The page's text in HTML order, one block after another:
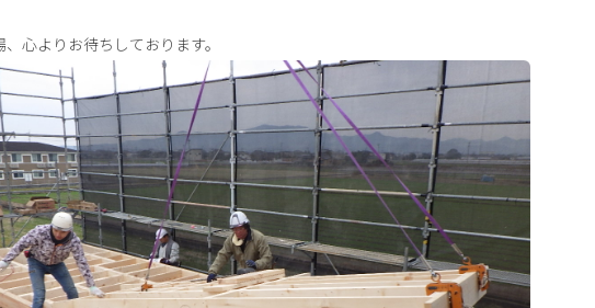
、心よりお待ちしております。